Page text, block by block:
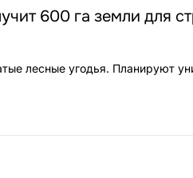
600 га земли для
лесные угодья. Планируют